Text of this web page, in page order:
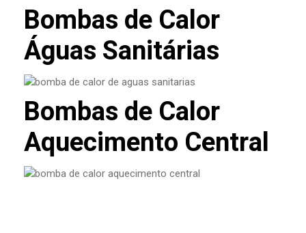
Bombas de Calor
Águas Sanitárias
Bombas de Calor
Aquecimento Central